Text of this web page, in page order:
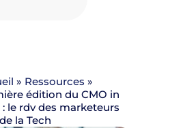
» Ressources »
édition du CMO in
: le rdv des marketeurs
la Tech